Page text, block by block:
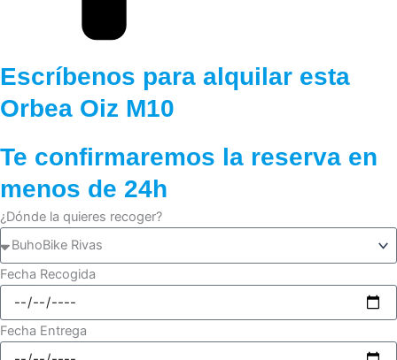
Escríbenos para alquilar esta
Orbea Oiz M10
Te confirmaremos la reserva en
menos de 24h
¿Dónde la quieres recoger?
Fecha Recogida
Fecha Entrega